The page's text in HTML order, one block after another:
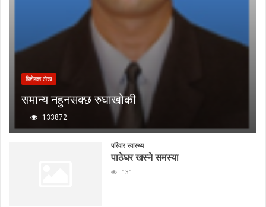
बिशेषज्ञ लेख
समान्य नहुनसक्छ रुघाखोकी
133872
परिवार स्वास्थ्य
पाठेघर खस्ने समस्या
131